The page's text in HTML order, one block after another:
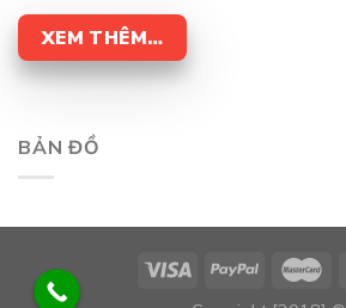
XEM THÊM…
BẢN ĐỒ